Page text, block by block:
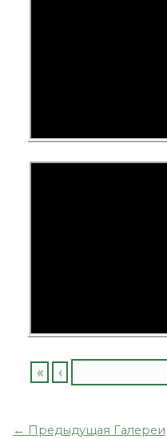
« ‹
← Предыдущая Галереи